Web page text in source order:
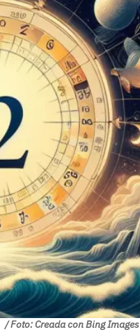
/ Foto: Creada con Bing Images